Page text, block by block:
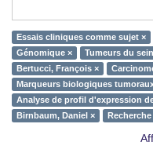
Essais cliniques comme sujet ×
Génomique ×
Tumeurs du
Bertucci, François ×
Marqueurs biologiques
Analyse de profil d'expression
Birnbaum, Daniel ×